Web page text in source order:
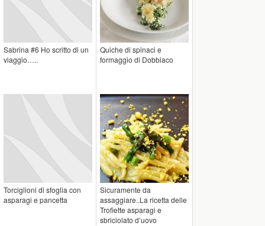
Sabrina #6 Ho scritto di un
viaggio…..
Quiche di spinaci e
formaggio di Dobbiaco
Torciglioni di sfoglia con
asparagi e pancetta
Sicuramente da
assaggiare..La ricetta delle
Trofiette asparagi e
sbriciolato d’uovo